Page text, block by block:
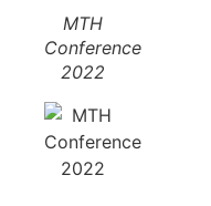
MTH
Conference
2022